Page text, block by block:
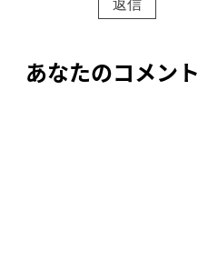
返信
あなたのコメント